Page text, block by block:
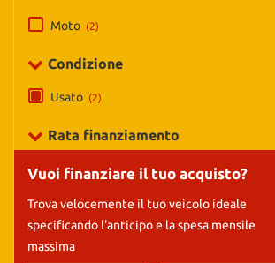
Moto (2)
Condizione
Usato (2)
Rata finanziamento
Vuoi finanziare il tuo acquisto?
Trova velocemente il tuo veicolo ideale
specificando l'anticipo e la spesa mensile
massima
per
le
svolgere
attività
di
seguito
descritte.
Per